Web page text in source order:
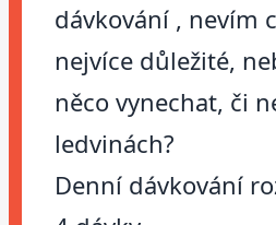
dávkování , nevím
nejvíce důležité,
něco vynechat, či
ledvinách?
Denní dávkování